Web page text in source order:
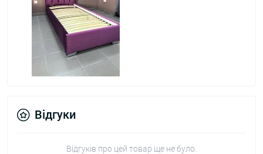
Відгуки
Відгуків про цей товар ще не було.